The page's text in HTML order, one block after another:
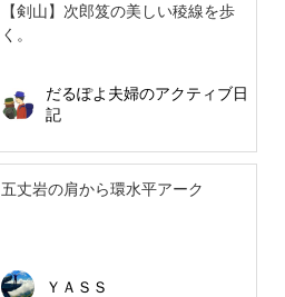
【剣山】次郎笈の美しい稜線を歩
く。
だるぽよ夫婦のアクティブ日
記
五丈岩の肩から環水平アーク
ＹＡＳＳ